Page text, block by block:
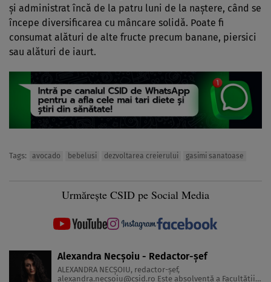
şi administrat încă de la patru luni de la naştere, când se
începe diversificarea cu mâncare solidă. Poate fi
consumat alături de alte fructe precum banane, piersici
sau alături de iaurt.
Tags: avocado bebelusi dezvoltarea creierului gasimi sanatoase
Urmărește CSID pe Social Media
Alexandra Necșoiu - Redactor-șef
ALEXANDRA NECŞOIU, redactor-șef,
alexandra.necsoiu@csid.ro Este absolventă a Facultăţii